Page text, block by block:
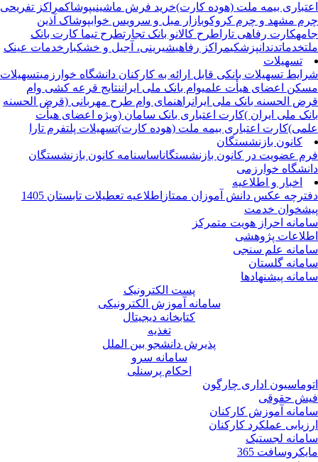
بیمه ملت (هوده کارت)خرید فرش ماشینیپوشاکمراکز تفریحی
مشهد و چرم کروکوبازار مبل و سرویس خوابپوشاک آذین
کارت رفاهی تاراطرح کالانو بانک تجارتطرح تیما کارت بانک
خدماتدندانپزشکیمراکز رفاهیشیرینی، آجیل و خشکبارخدمات عینک
تسهیلات
تسهیلات بانکی قابل ارائه به کارکنان دانشگاه خوارزمیتسهیلات
اعضای هیأت علمیوام بانک ملی ایران نتایج قرعه کشی وام
الحسنه بانک ملی ایران راهنمای وام طرح مهربانی (قرض الحسنه
ملی ایران ) کارت اعتباری بانک سامان (ویژه اعضای هیأت
کارت اعتباری بیمه ملت (هوده کارت)تسهیلات پلتفرم تارا
کانون بازنشستگان
عضویت در کانون بازنشستگاناساسنامه کانون بازنشستگان
خوارزمی
اخبار و اطلاعیه
عکس دانش آموزان ممتازاطلاعیه تعطیلات تابستان 1405
خدمت
احراز هویت متمرکز
پژوهشی
علم سنجی
گلستان
پیشنهادها
پست الکترونیک
سامانه آموزش الکترونیکی
کتابخانه دیجیتال
تغذیه
پذیرش دانشجو بین الملل
سامانه سرو
احکام پرسنلی
اداری چارگون
حقوقی
آموزش کارکنان
عملکرد کارکنان
لجستیک
365